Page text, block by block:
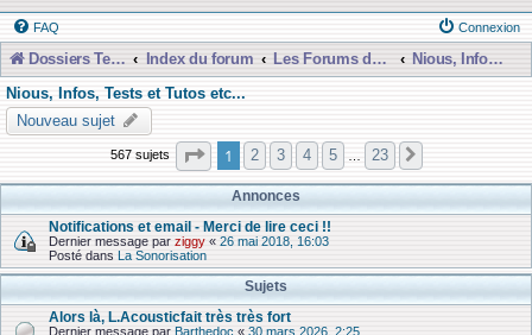
FAQ Connexion
Dossiers Techniques Index du forum Les Forums de Discussions
Nious, Infos, Tests et Tutos etc...
Nious, Infos, Tests et Tutos etc...
Nouveau sujet
567 sujets Page 1sur23
1 2 3 4 5 23
Annonces
Notifications et email - Merci de lire ceci !!
Dernier message par ziggy « 26 mai 2018, 16:03
Posté dans La Sonorisation
Sujets
Alors là, L.Acousticfait très très fort
Dernier message par Barthedoc « 30 mars 2026, 2:25